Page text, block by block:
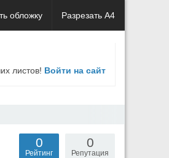
обложку Разрезать А4
листов! Войти на сайт
0
Репутация
0
Рейтинг